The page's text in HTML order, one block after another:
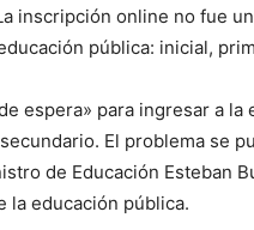
inscripción online no fue
pública: inicial,
espera» para ingresar a
El problema se
de Educación Esteban
la educación pública.